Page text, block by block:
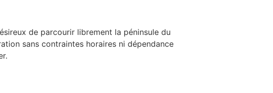
de parcourir librement la péninsule du
sans contraintes horaires ni dépendance